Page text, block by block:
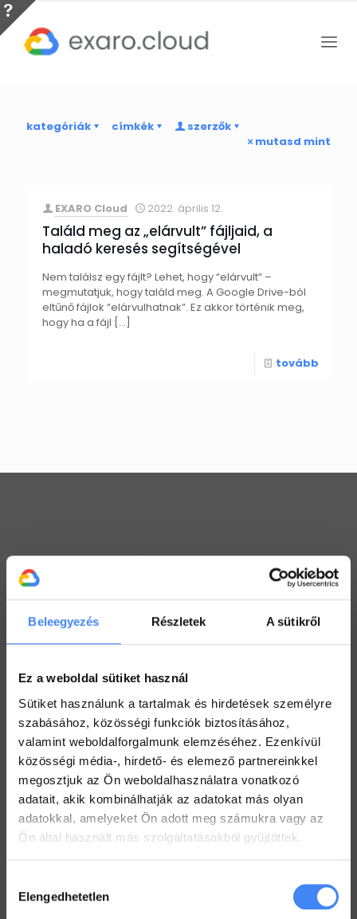
Beleegyezés Részletek A sütikről
Ez a weboldal sütiket használ
Sütiket használunk a tartalmak és hirdetések személyre
szabásához, közösségi funkciók biztosításához,
valamint weboldalforgalmunk elemzéséhez. Ezenkívül
közösségi média-, hirdető- és elemező partnereinkkel
megosztjuk az Ön weboldalhasználatra vonatkozó
adatait, akik kombinálhatják az adatokat más olyan
adatokkal, amelyeket Ön adott meg számukra vagy az
Ön által használt más szolgáltatásokból gyűjtöttek.
kiválasztása
Elengedhetetlen
kategóriák címkék
szerzők
mutasd mint
EXARO Cloud 2022. április 12.
Találd meg az „elárvult” fájljaid, a
haladó keresés segítségével
Nem találsz egy fájlt? Lehet, hogy “elárvult” –
megmutatjuk, hogy találd meg. A Google Drive-ból
eltűnő fájlok “elárvulhatnak”. Ez akkor történik meg,
hogy ha a fájl […]
tovább
Workspace praktikák
Értekezlet szervezése emailen keresztül
2022. július 19.
Hogyan tarts minden Gmail mappát szem előtt?
2022. július 18.
Dolgozz zip fájlokkal a Drive-ban
2022. július 12.
Google Workspace vs. MS365 –